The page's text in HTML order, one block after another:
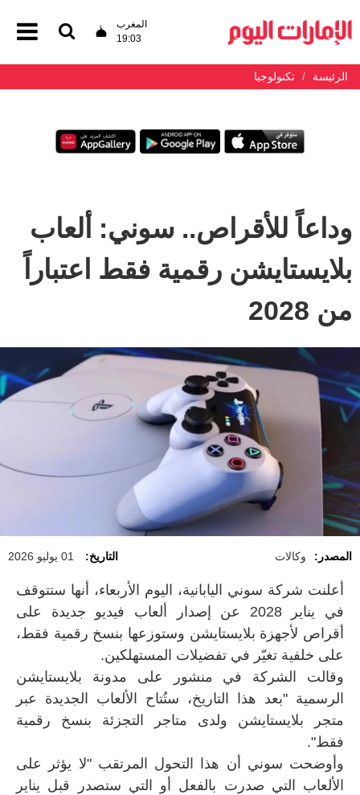
المغرب
19:03
الرئيسة تكنولوجيا
وداعاً للأقراص.. سوني: ألعاب
بلايستايشن رقمية فقط اعتباراً
من 2028
المصدر: وكالات التاريخ: 01 يوليو 2026
أعلنت شركة سوني اليابانية، اليوم الأربعاء، أنها ستتوقف
في يناير 2028 عن إصدار ألعاب فيديو جديدة على
أقراص لأجهزة بلايستايشن وستوزعها بنسخ رقمية فقط،
على خلفية تغيّر في تفضيلات المستهلكين.
وقالت الشركة في منشور على مدونة بلايستايشن
الرسمية "بعد هذا التاريخ، ستُتاح الألعاب الجديدة عبر
متجر بلايستايشن ولدى متاجر التجزئة بنسخ رقمية
فقط".
وأوضحت سوني أن هذا التحول المرتقب "لا يؤثر على
الألعاب التي صدرت بالفعل أو التي ستصدر قبل يناير